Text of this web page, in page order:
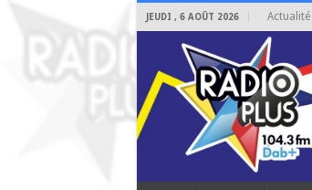
JEUDI , 6 AOÛT 2026 Actualité